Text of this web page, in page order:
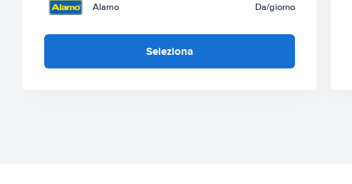
Alamo Da/giorno
Seleziona